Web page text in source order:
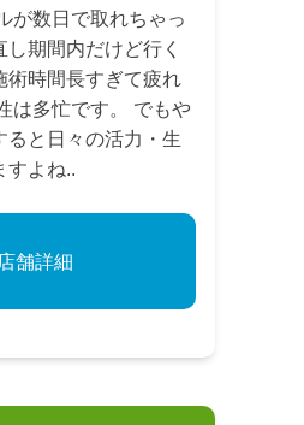
が数日で取れちゃっ
期間内だけど行く
術時間長すぎて疲れ
は多忙です。 でもや
ると日々の活力・生
すよね..
店舗詳細